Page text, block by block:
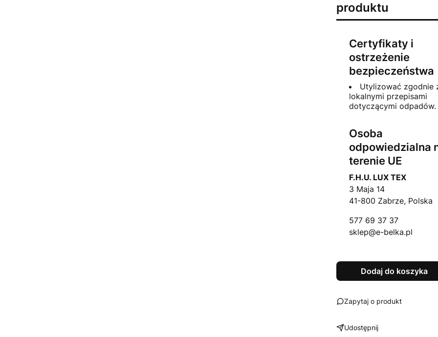
produktu
Certyfikaty i
ostrzeżenie
bezpieczeństwa
Utylizować zgodnie
lokalnymi przepisami
dotyczącymi odpadów.
Osoba
odpowiedzialna
terenie UE
F.H.U. LUX TEX
3 Maja 14
41-800 Zabrze, Polska
577 69 37 37
sklep@e-belka.pl
Dodaj do koszyka
Zapytaj o produkt
Udostępnij